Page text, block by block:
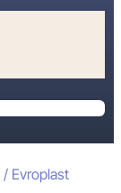
/ Evroplast